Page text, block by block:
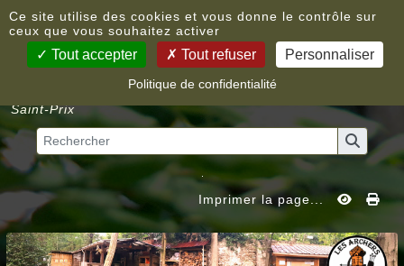
Accueil
Saint-Prix
Imprimer la page...
Ce site utilise des cookies et vous donne le contrôle sur
ceux que vous souhaitez activer
Tout accepter Tout refuser Personnaliser
Politique de confidentialité